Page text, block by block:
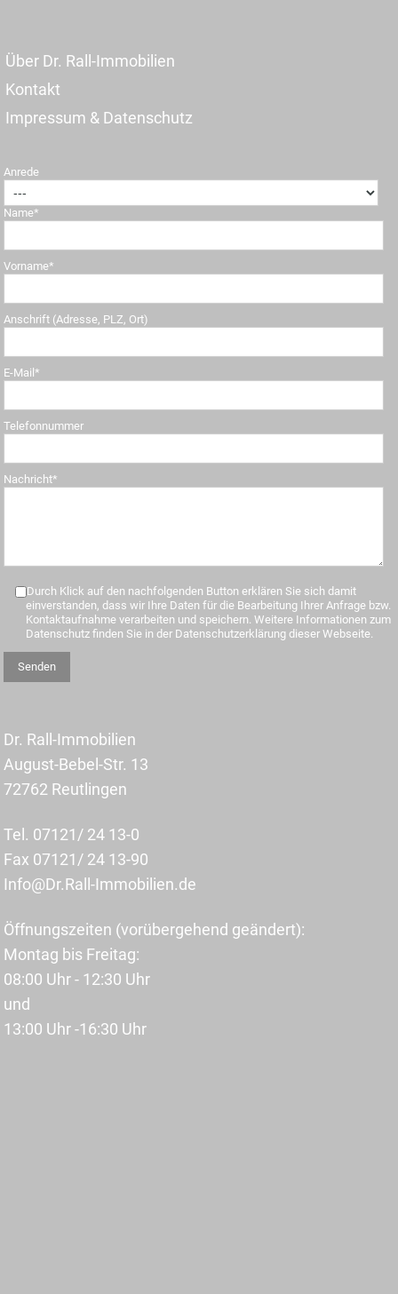
Über Dr. Rall-Immobilien
Kontakt
Impressum & Datenschutz
Anrede
Name*
Vorname*
Anschrift (Adresse, PLZ, Ort)
E-Mail*
Telefonnummer
Nachricht*
Durch Klick auf den nachfolgenden Button erklären Sie sich damit
einverstanden, dass wir Ihre Daten für die Bearbeitung Ihrer Anfrage bzw.
Kontaktaufnahme verarbeiten und speichern. Weitere Informationen zum
Datenschutz finden Sie in der Datenschutzerklärung dieser Webseite.
Dr. Rall-Immobilien
August-Bebel-Str. 13
72762 Reutlingen
Tel. 07121/ 24 13-0
Fax 07121/ 24 13-90
Info@Dr.Rall-Immobilien.de
Öffnungszeiten (vorübergehend geändert):
Montag bis Freitag:
08:00 Uhr - 12:30 Uhr
und
13:00 Uhr -16:30 Uhr